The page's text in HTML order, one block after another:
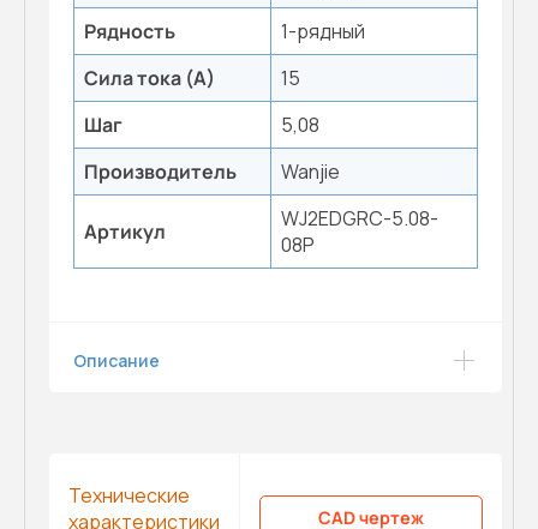
Рядность
1-рядный
Сила тока (А)
15
Шаг
5,08
Производитель
Wanjie
Артикул
WJ2EDGRC-5.08-
08P
Описание
Технические
характеристики
CAD чертеж